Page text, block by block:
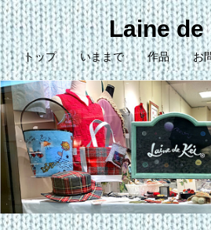
Laine de
トップ いままで 作品 お